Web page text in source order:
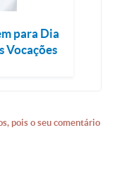
para Dia
Vocações
pois o seu comentário